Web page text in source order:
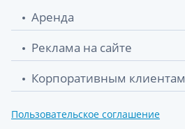
Аренда
Реклама на сайте
Корпоративным клиентам
Пользовательское соглашение